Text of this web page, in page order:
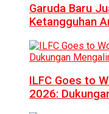
Garuda Baru
Ketangguhan
ILFC Goes to
2026: